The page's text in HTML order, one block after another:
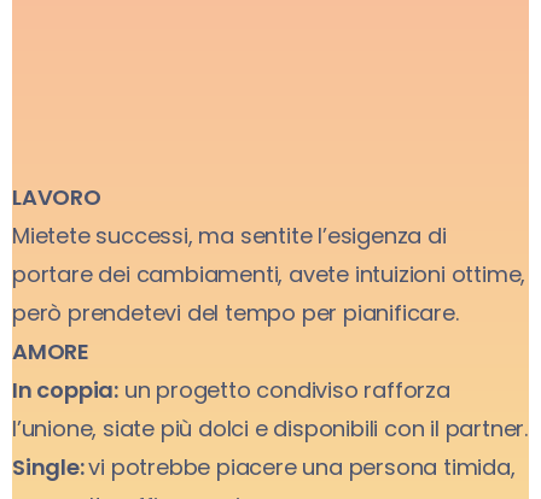
LAVORO
Mietete successi, ma sentite l’esigenza di
portare dei cambiamenti, avete intuizioni ottime,
però prendetevi del tempo per pianificare.
AMORE
In coppia: un progetto condiviso rafforza
l’unione, siate più dolci e disponibili con il partner.
Single:vi potrebbe piacere una persona timida,